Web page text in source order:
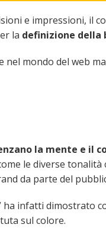
e impressioni, il
la definizione
mondo del web
la mente e il
le diverse tonalità
da parte del
ha infatti dimostrato
sul colore.